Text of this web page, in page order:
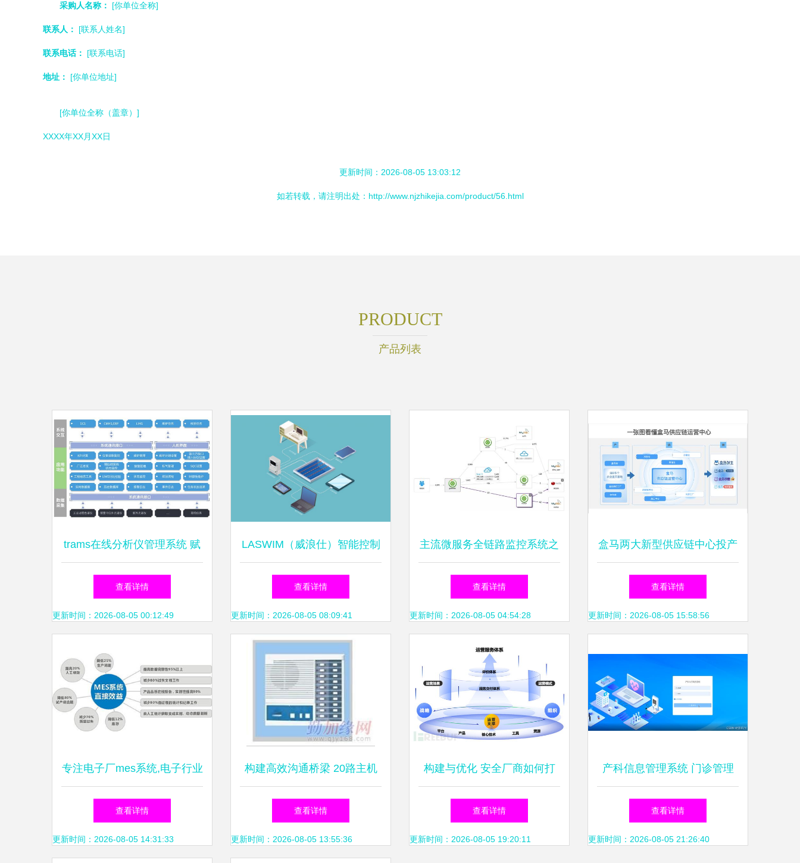
采购人名称： [你单位全称]
联系人： [联系人姓名]
联系电话： [联系电话]
地址： [你单位地址]
[你单位全称（盖章）]
XXXX年XX月XX日
更新时间：2026-08-05 13:03:12
如若转载，请注明出处：http://www.njzhikejia.com/product/56.html
PRODUCT
产品列表
trams在线分析仪管理系统 赋
能工厂数字化运营与信息系统
运维服务新高度
查看详情
更新时间：2026-08-05 00:12:49
LASWIM（威浪仕）智能控制
中枢 引领泳池管理步入智能
化新时代，信息运维赋能长效
运营
查看详情
更新时间：2026-08-05 08:09:41
主流微服务全链路监控系统之
战 如何打赢信息系统运行维
护服务这场持久战
查看详情
更新时间：2026-08-05 04:54:28
盒马两大新型供应链中心投产
数字化赋能冷链物流新篇章
查看详情
更新时间：2026-08-05 15:58:56
专注电子厂mes系统,电子行业
制造执行系统厂商
查看详情
更新时间：2026-08-05 14:31:33
构建高效沟通桥梁 20路主机
对讲系统与工厂内部信息系统
运行维护服务
查看详情
更新时间：2026-08-05 13:55:36
构建与优化 安全厂商如何打
造卓越的MSS/MDR与信息系
统运行维护服务业务
查看详情
更新时间：2026-08-05 19:20:11
产科信息管理系统 门诊管理
与系统运维的核心解析
查看详情
更新时间：2026-08-05 21:26:40